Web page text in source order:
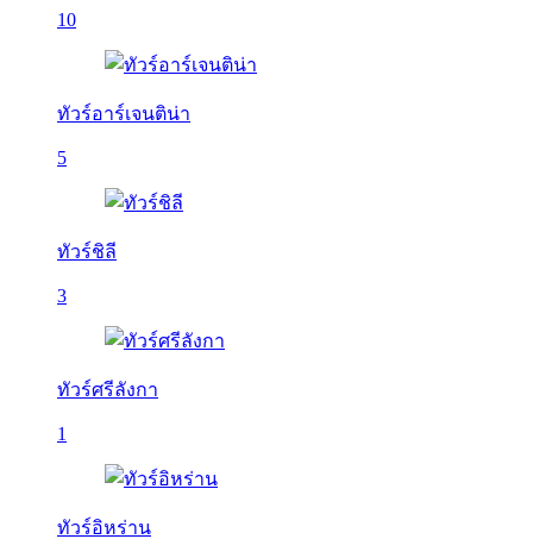
10
ทัวร์อาร์เจนติน่า
5
ทัวร์ชิลี
3
ทัวร์ศรีลังกา
1
ทัวร์อิหร่าน